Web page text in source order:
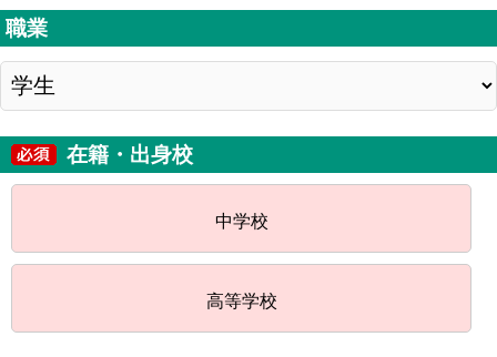
職業
在籍・出身校
中学校
高等学校